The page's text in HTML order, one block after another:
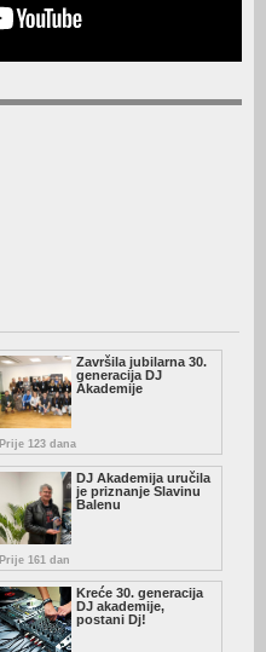
Završila jubilarna 30.
generacija DJ
Akademije
Prije 123 dana
DJ Akademija uručila
je priznanje Slavinu
Balenu
Prije 161 dan
Kreće 30. generacija
DJ akademije,
postani Dj!